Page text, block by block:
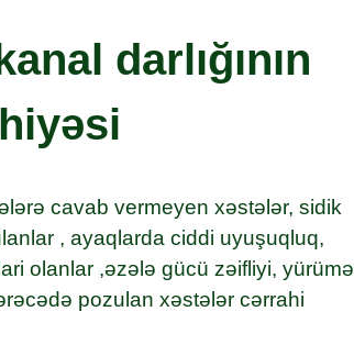
darlığının
cavab vermeyen xəstələr, sidik
, ayaqlarda ciddi uyuşuqluq,
olanlar ,əzələ gücü zəifliyi, yürümə
pozulan xəstələr cərrahi